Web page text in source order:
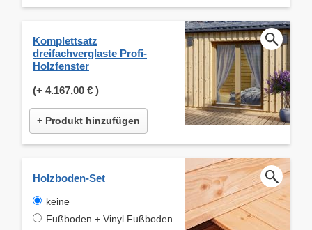
Komplettsatz
dreifachverglaste Profi-
Holzfenster
(+ 4.167,00 € )
+ Produkt hinzufügen
Holzboden-Set
keine
Fußboden + Vinyl Fußboden